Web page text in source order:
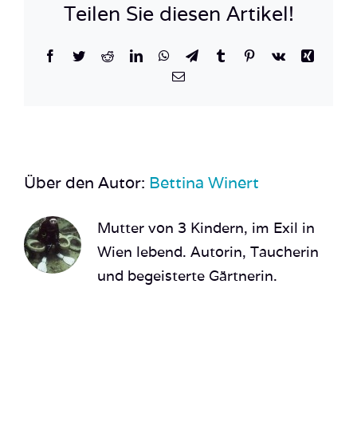
Teilen Sie diesen Artikel!
Facebook
TwitterRedditLinkedInWhatsApp
TelegramTumblrPinterest
Vk
Xing
E-
Über den Autor: Bettina Winert
Mutter von 3 Kindern, im Exil in
Wien lebend. Autorin, Taucherin
und begeisterte Gärtnerin.